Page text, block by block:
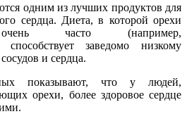
одним из лучших продуктов для
сердца. Диета, в которой орехи
очень часто (например,
способствует заведомо низкому
и сердца.
показывают, что у людей,
орехи, более здоровое сердце